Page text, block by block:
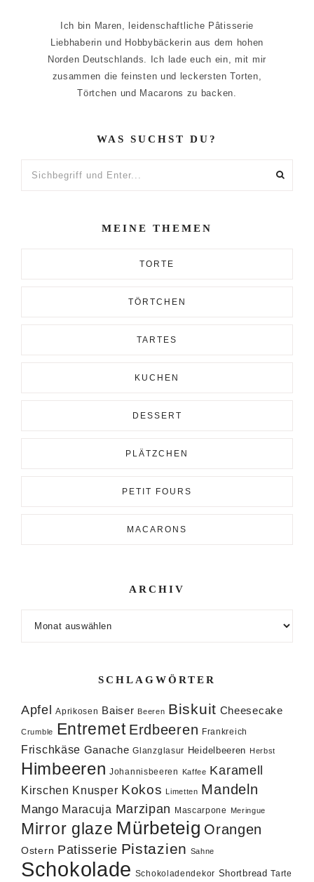
Ich bin Maren, leidenschaftliche Pâtisserie
Liebhaberin und Hobbybäckerin aus dem hohen
Norden Deutschlands. Ich lade euch ein, mit mir
zusammen die feinsten und leckersten Torten,
Törtchen und Macarons zu backen.
WAS SUCHST DU?
MEINE THEMEN
TORTE
TÖRTCHEN
TARTES
KUCHEN
DESSERT
PLÄTZCHEN
PETIT FOURS
MACARONS
ARCHIV
SCHLAGWÖRTER
Apfel Aprikosen Baiser Beeren Biskuit Cheesecake
Crumble Entremet Erdbeeren Frankreich
Frischkäse Ganache Glanzglasur Heidelbeeren Herbst
Himbeeren Johannisbeeren Kaffee Karamell
Kirschen Knusper Kokos Limetten Mandeln
Mango Maracuja Marzipan Mascarpone Meringue
Mirror glaze Mürbeteig Orangen
Ostern Patisserie Pistazien Sahne
Schokolade Schokoladendekor Shortbread Tarte